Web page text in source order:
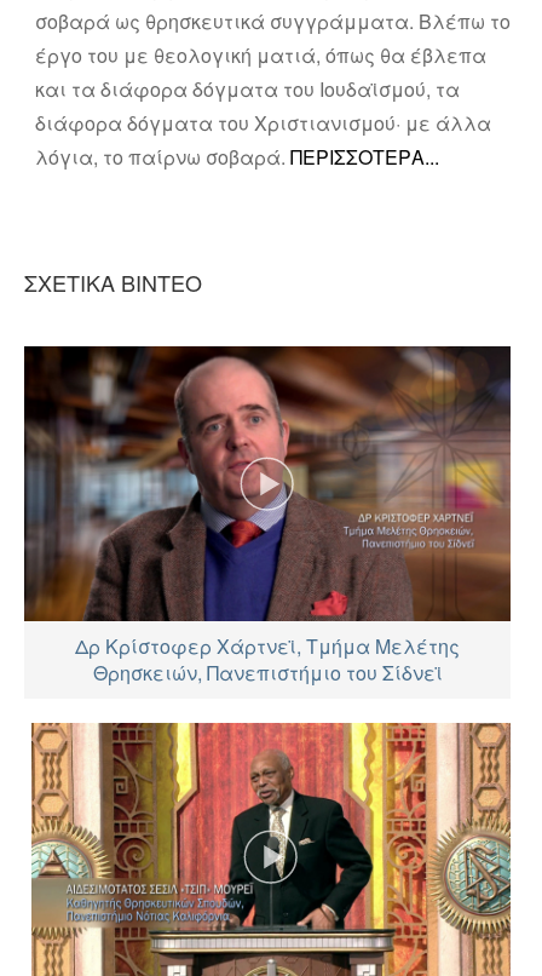
σοβαρά ως θρησκευτικά συγγράμματα. Βλέπω το
έργο του με θεολογική ματιά, όπως θα έβλεπα
και τα διάφορα δόγματα του Ιουδαϊσμού, τα
διάφορα δόγματα του Χριστιανισμού· με άλλα
λόγια, το παίρνω σοβαρά.
ΣΧΕΤΙΚΑ ΒΙΝΤΕΟ
Δρ Κρίστοφερ Χάρτνεϊ, Τμήμα Μελέτης
Θρησκειών, Πανεπιστήμιο του Σίδνεϊ